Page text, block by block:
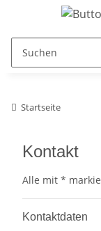
Startseite
Kontakt
Alle mit *
Kontaktdaten